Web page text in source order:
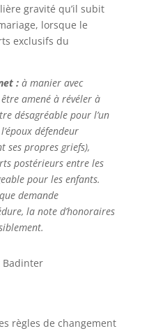
gravité qu’il subit
lorsque le
exclusifs du
: à manier avec
amené à révéler à
désagréable pour l’un
défendeur
ses propres griefs),
postérieurs entre les
pour les enfants.
demande
la note d’honoraires
Badinter
règles de changement